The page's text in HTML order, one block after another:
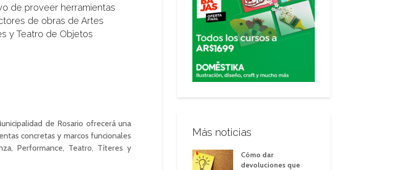
de proveer herramientas
de obras de Artes
y Teatro de Objetos
de Rosario ofrecerá una
concretas y marcos funcionales
Performance, Teatro, Títeres y
Más noticias
Cómo dar
devoluciones que